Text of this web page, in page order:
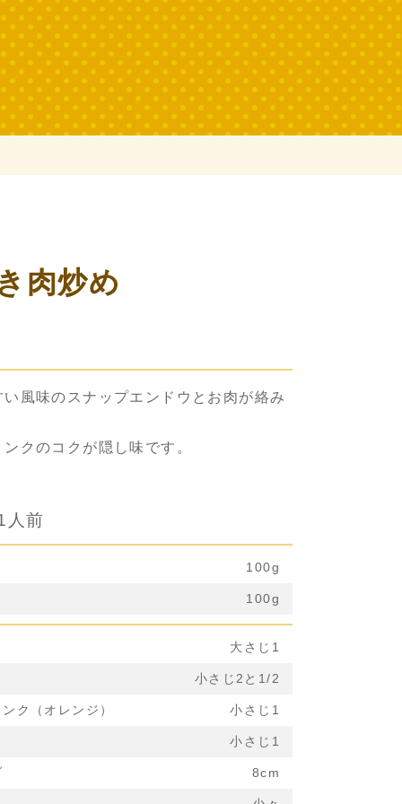
肉炒め
風味のスナップエンドウとお肉が絡み
クのコクが隠し味です。
人前
100g
100g
大さじ1
小さじ2と1/2
ク（オレンジ） 小さじ1
小さじ1
8cm